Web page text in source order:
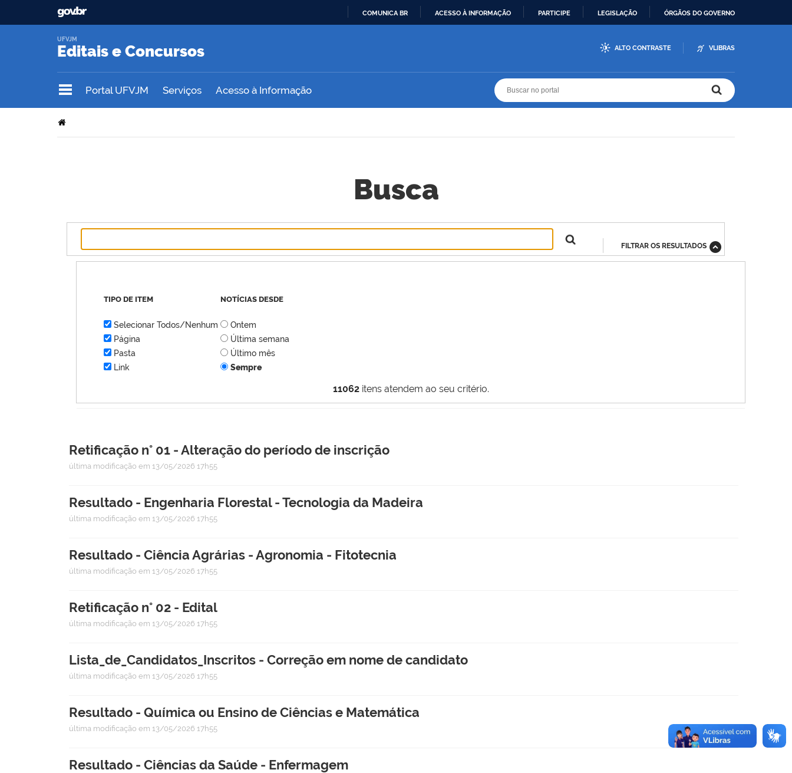
COMUNICA BR ACESSO À INFORMAÇÃO PARTICIPE LEGISLAÇÃO ÓRGÃOS DO GOVERNO
Editais e Concursos
UFVJM
ALTO CONTRASTE VLIBRAS
Portal UFVJM Serviços Acesso à Informação
Busca
11062itens atendem ao seu critério.
FILTRAR OS RESULTADOS
TIPO DE ITEM
Selecionar Todos/Nenhum
Página
Pasta
Link
NOTÍCIAS DESDE
Ontem
Última semana
Último mês
Sempre
Retificação n° 01 - Alteração do período de inscrição
última modificação em 13/05/2026 17h55
Resultado - Engenharia Florestal - Tecnologia da Madeira
última modificação em 13/05/2026 17h55
Resultado - Ciência Agrárias - Agronomia - Fitotecnia
última modificação em 13/05/2026 17h55
Retificação n° 02 - Edital
última modificação em 13/05/2026 17h55
Lista_de_Candidatos_Inscritos - Correção em nome de candidato
última modificação em 13/05/2026 17h55
Resultado - Química ou Ensino de Ciências e Matemática
última modificação em 13/05/2026 17h55
Resultado - Ciências da Saúde - Enfermagem